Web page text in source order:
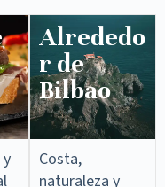
Alrededo
r de
Bilbao
Costa,
naturaleza y